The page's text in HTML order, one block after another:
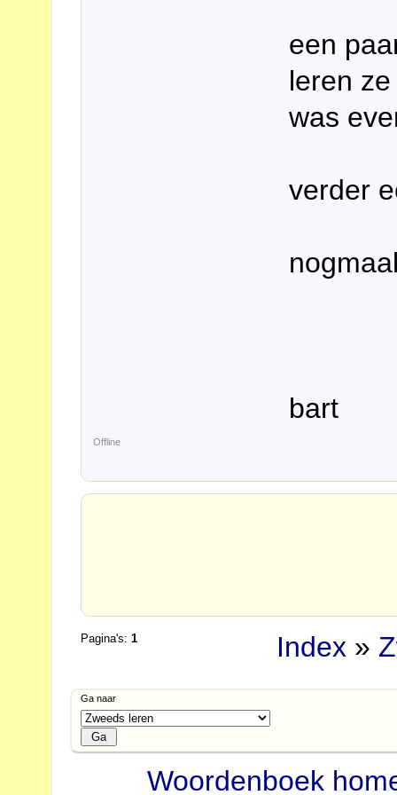
een
leren
was
verder
bart
Offline
Pagina's:1 Index »
Ga naar
Woordenboek